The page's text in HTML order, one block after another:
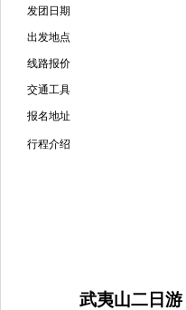
发团日期
出发地点
线路报价
交通工具
报名地址
行程介绍
武夷山二 日游